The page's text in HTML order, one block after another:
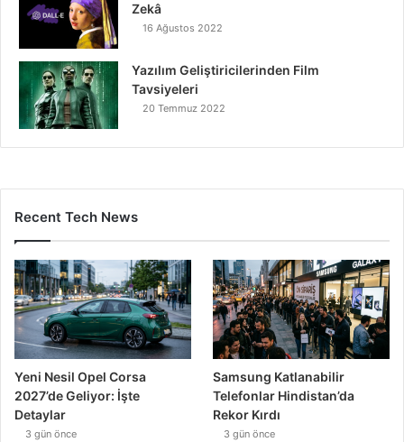
Zekâ
16 Ağustos 2022
Yazılım Geliştiricilerinden Film
Tavsiyeleri
20 Temmuz 2022
Recent Tech News
Yeni Nesil Opel Corsa
2027’de Geliyor: İşte
Detaylar
3 gün önce
Samsung Katlanabilir
Telefonlar Hindistan’da
Rekor Kırdı
3 gün önce